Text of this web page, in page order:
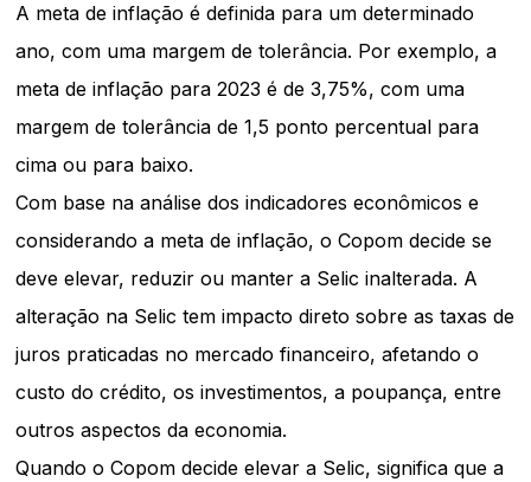
A meta de inflação é definida para um determinado
ano, com uma margem de tolerância. Por exemplo, a
meta de inflação para 2023 é de 3,75%, com uma
margem de tolerância de 1,5 ponto percentual para
cima ou para baixo.
Com base na análise dos indicadores econômicos e
considerando a meta de inflação, o Copom decide se
deve elevar, reduzir ou manter a Selic inalterada. A
alteração na Selic tem impacto direto sobre as taxas de
juros praticadas no mercado financeiro, afetando o
custo do crédito, os investimentos, a poupança, entre
outros aspectos da economia.
Quando o Copom decide elevar a Selic, significa que a